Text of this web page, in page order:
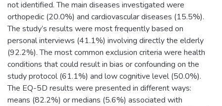
not identified. The main diseases investigated were
orthopedic (20.0%) and cardiovascular diseases (15.5%).
The study’s results were most frequently based on
personal interviews (41.1%) involving directly the elderly
(92.2%). The most common exclusion criteria were health
conditions that could result in bias or confounding on the
study protocol (61.1%) and low cognitive level (50.0%).
The EQ-5D results were presented in different ways:
means (82.2%) or medians (5.6%) associated with